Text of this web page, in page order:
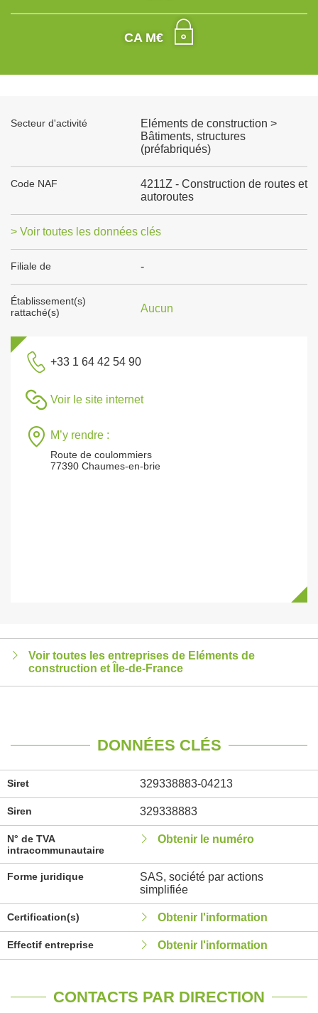
CA M€
Secteur d'activité
Eléments de construction >
Bâtiments, structures
(préfabriqués)
Code NAF
4211Z - Construction de routes et
autoroutes
> Voir toutes les données clés
Filiale de -
Établissement(s)
rattaché(s)
Aucun
+33 1 64 42 54 90
Voir le site internet
M’y rendre :
Route de coulommiers
77390 Chaumes-en-brie
Voir toutes les entreprises de Eléments de
construction et Île-de-France
DONNÉES CLÉS
Siret 329338883-04213
Siren 329338883
N° de TVA
intracommunautaire
Obtenir le numéro
Forme juridique
SAS, société par actions
simplifiée
Certification(s) Obtenir l'information
Effectif entreprise Obtenir l'information
CONTACTS PAR DIRECTION